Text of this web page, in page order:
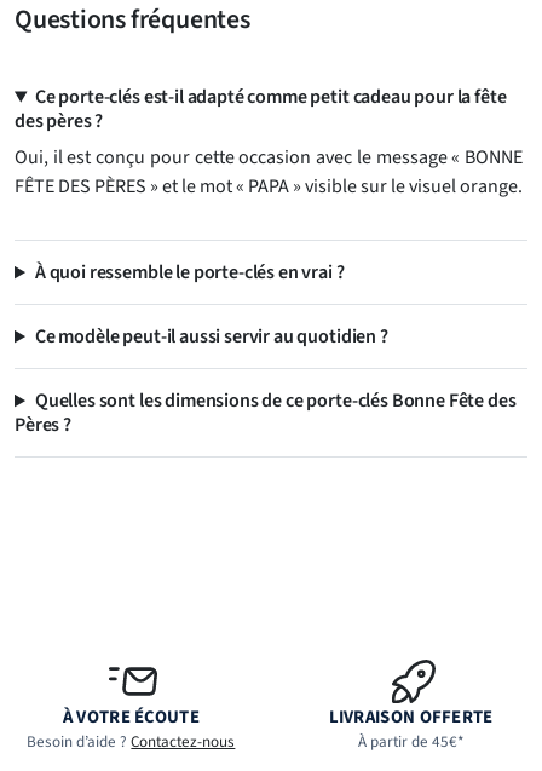
Questions fréquentes
Ce porte-clés est-il adapté comme petit cadeau pour la fête
des pères ?
Oui, il est conçu pour cette occasion avec le message « BONNE
FÊTE DES PÈRES » et le mot « PAPA » visible sur le visuel orange.
À quoi ressemble le porte-clés en vrai ?
Ce modèle peut-il aussi servir au quotidien ?
Quelles sont les dimensions de ce porte-clés Bonne Fête des
Pères ?
À VOTRE ÉCOUTE
Besoin d’aide ?Contactez-nous
LIVRAISON OFFERTE
À partir de 45€*